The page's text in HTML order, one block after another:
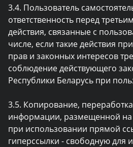
3.4. Пользователь
ответственность перед
действия, связанные с
числе, если такие действия
прав и законных интересов
соблюдение действующего
Республики Беларусь при
3.5. Копирование,
информации, размещенной на
при использовании прямой
гиперссылки - свободную для